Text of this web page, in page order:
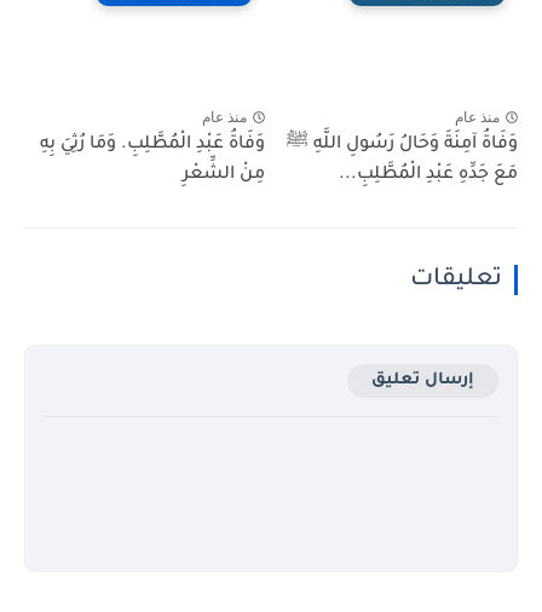
منذ عام
وَفَاةُ آمِنَةَ وَحَالُ رَسُولِ اللَّهِ ﷺ
مَعَ جَدِّهِ عَبْدِ الْمُطَّلِبِ...
منذ عام
وَفَاةُ عَبْدِ الْمُطَّلِبِ. وَمَا رُثِيَ بِهِ
مِنْ الشِّعْرِ
تعليقات
إرسال تعليق